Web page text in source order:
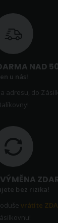
NAD
u nás!
adresu, do
bez rizika!
vrátíte